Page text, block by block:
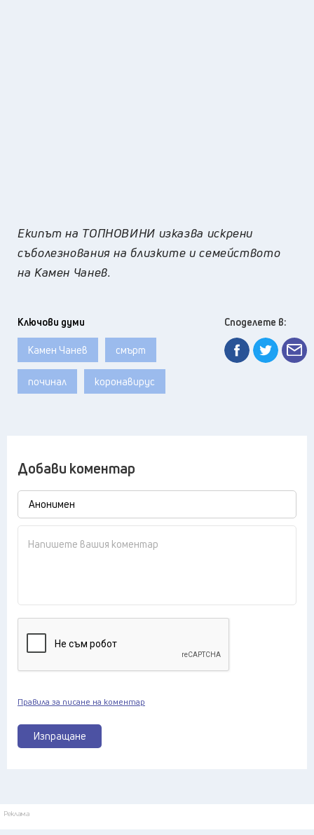
Екипът на ТОПНОВИНИ изказва искрени
съболезнования на близките и семейството
на Камен Чанев.
Ключови думи
Камен Чанев смърт
починал коронавирус
Споделете в:
Добави коментар
Изпращане
Правила за писане на коментар
Реклама